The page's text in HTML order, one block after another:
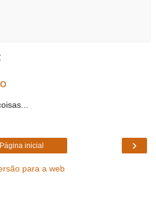
›
Página inicial
para a web